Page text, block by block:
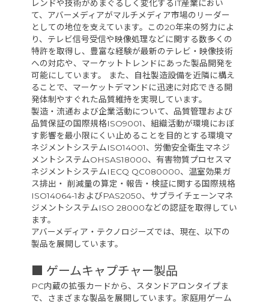
レンドや技術がめまぐるしく変化するIT産業におい
て、アバーメディアがマルチメディア市場のリーダー
としての地位を支えています。この20年来の努力によ
り、テレビ信号受信や映像処理などに関する数多くの
特許を取得し、豊富な経験が最新のテレビ・映像技術
への対応や、マーケットトレンドにあった製品開発を
可能にしています。 また、自社製造設備を近隣に構え
ることで、マーケットデマンドに迅速に対応できる開
発体制やすぐれた品質維持を実現しています。
製造・流通および企業活動について、品質管理および
品質保証の国際規格ISO9001、組織活動が環境におぼ
す影響を最小限にくい止めることを目的とする環境マ
ネジメントシステムISO14001、労働安全衛生マネジ
メントシステムOHSAS18000、有害物質プロセスマ
ネジメントシステムIECQ QC080000、温室効果ガ
ス排出・ 削減量の算定・報告・検証に関する国際規格
ISO14064-1およびPAS2050、サプライチェーンマネ
ジメントシステムISO 28000などの認証を取得してい
ます。
アバーメディア・テクノロジーズでは、現在、以下の
製品を展開しています。
■ ゲームキャプチャー製品
PC内蔵の拡張カードから、スタンドアロンタイプま
で、さまざまな製品を展開しています。家庭用ゲーム